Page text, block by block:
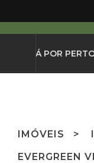
QUE HÁ POR
IMÓVEIS
EVERGREEN